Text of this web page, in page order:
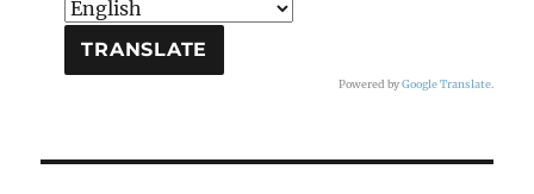
Powered byGoogle Translate.